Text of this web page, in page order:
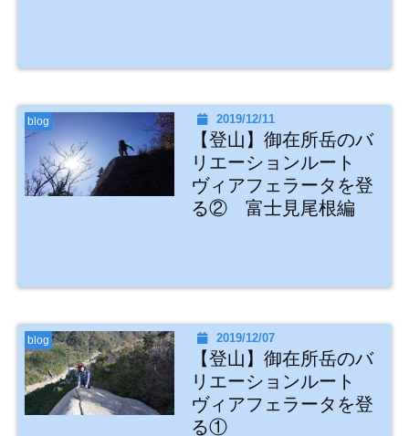
blog 2019/12/11
【登山】御在所岳のバ
リエーションルート
ヴィアフェラータを登
る② 富士見尾根編
blog 2019/12/07
【登山】御在所岳のバ
リエーションルート
ヴィアフェラータを登
る①